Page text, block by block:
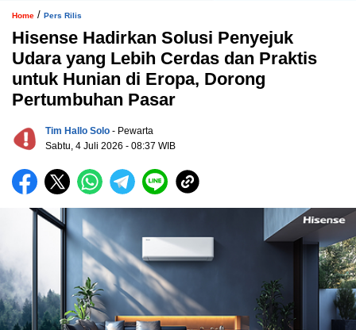
Home / Pers Rilis
Hisense Hadirkan Solusi Penyejuk
Udara yang Lebih Cerdas dan Praktis
untuk Hunian di Eropa, Dorong
Pertumbuhan Pasar
Tim Hallo Solo - Pewarta
Sabtu, 4 Juli 2026 - 08:37 WIB